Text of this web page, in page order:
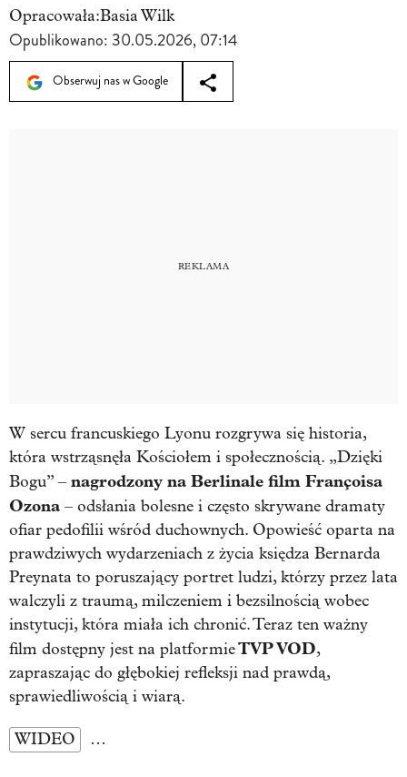
Opracowała:Basia Wilk
Opublikowano: 30.05.2026, 07:14
Obserwuj nas w Google
W sercu francuskiego Lyonu rozgrywa się historia,
która wstrząsnęła Kościołem i społecznością. „Dzięki
Bogu” – nagrodzony na Berlinale film Françoisa
Ozona – odsłania bolesne i często skrywane dramaty
ofiar pedofilii wśród duchownych. Opowieść oparta na
prawdziwych wydarzeniach z życia księdza Bernarda
Preynata to poruszający portret ludzi, którzy przez lata
walczyli z traumą, milczeniem i bezsilnością wobec
instytucji, która miała ich chronić. Teraz ten ważny
film dostępny jest na platformieTVP VOD,
zapraszając do głębokiej refleksji nad prawdą,
sprawiedliwością i wiarą.
WIDEO …